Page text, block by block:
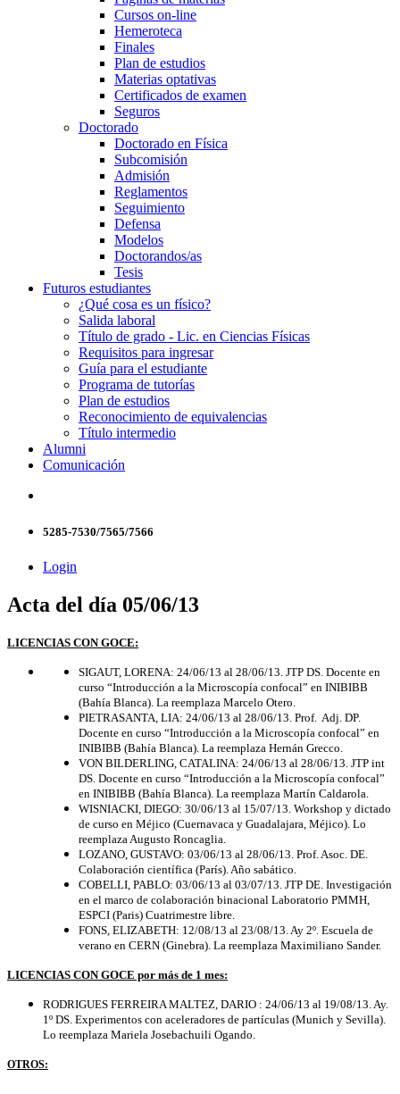
Cursos on-line
Hemeroteca
Finales
Plan de estudios
Materias optativas
Certificados de examen
Seguros
Doctorado
Doctorado en Física
Subcomisión
Admisión
Reglamentos
Seguimiento
Defensa
Modelos
Doctorandos/as
Tesis
Futuros estudiantes
¿Qué cosa es un físico?
Salida laboral
Título de grado - Lic. en Ciencias Físicas
Requisitos para ingresar
Guía para el estudiante
Programa de tutorías
Plan de estudios
Reconocimiento de equivalencias
Título intermedio
Alumni
Comunicación
5285-7530/7565/7566
Login
Acta del día 05/06/13
LICENCIAS CON GOCE:
SIGAUT, LORENA: 24/06/13 al 28/06/13. JTP DS. Docente en
curso “Introducción a la Microscopía confocal” en INIBIBB
(Bahía Blanca). La reemplaza Marcelo Otero.
PIETRASANTA, LIA: 24/06/13 al 28/06/13. Prof. Adj. DP.
Docente en curso “Introducción a la Microscopía confocal” en
INIBIBB (Bahía Blanca). La reemplaza Hernán Grecco.
VON BILDERLING, CATALINA: 24/06/13 al 28/06/13. JTP int
DS. Docente en curso “Introducción a la Microscopía confocal”
en INIBIBB (Bahía Blanca). La reemplaza Martín Caldarola.
WISNIACKI, DIEGO: 30/06/13 al 15/07/13. Workshop y dictado
de curso en Méjico (Cuernavaca y Guadalajara, Méjico). Lo
reemplaza Augusto Roncaglia.
LOZANO, GUSTAVO: 03/06/13 al 28/06/13. Prof. Asoc. DE.
Colaboración científica (París). Año sabático.
COBELLI, PABLO: 03/06/13 al 03/07/13. JTP DE. Investigación
en el marco de colaboración binacional Laboratorio PMMH,
ESPCI (Paris) Cuatrimestre libre.
FONS, ELIZABETH: 12/08/13 al 23/08/13. Ay 2º. Escuela de
verano en CERN (Ginebra). La reemplaza Maximiliano Sander.
LICENCIAS CON GOCE por más de 1 mes:
RODRIGUES FERREIRA MALTEZ, DARIO : 24/06/13 al 19/08/13. Ay.
1º DS. Experimentos con aceleradores de partículas (Munich y Sevilla).
Lo reemplaza Mariela Josebachuili Ogando.
OTROS: